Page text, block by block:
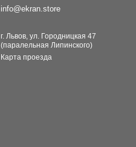
info@ekran.store
г. Львов, ул. Городницкая 47
(паралельная Липинского)
Карта проезда